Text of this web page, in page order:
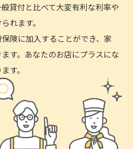
貸付と比べて大変有利な利率や
れます。
険に加入することができ、家
す。あなたのお店にプラスにな
す。